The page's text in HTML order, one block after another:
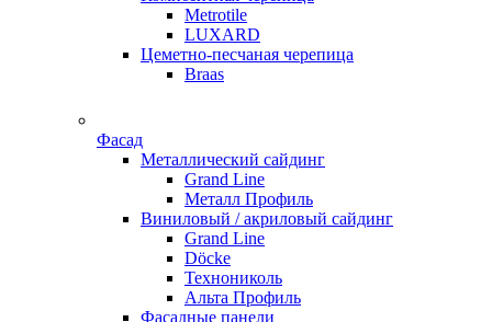
Metrotile
LUXARD
Цеметно-песчаная черепица
Braas
Фасад
Металлический сайдинг
Grand Line
Металл Профиль
Виниловый / акриловый сайдинг
Grand Line
Döсkе
Технониколь
Альта Профиль
Фасадные панели